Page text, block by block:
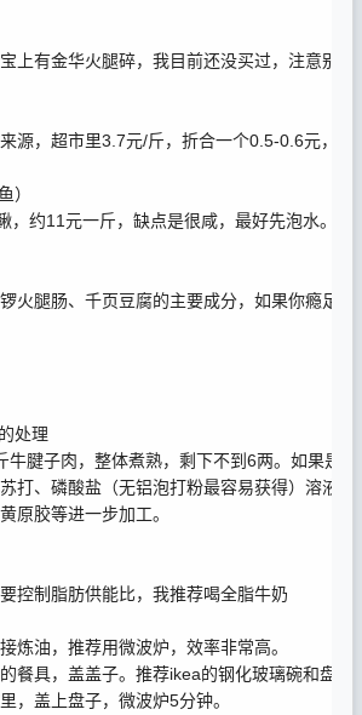
上有金华火腿碎，我目前还没买过，注意别买
源，超市里3.7元/斤，折合一个0.5-0.6元，
）
，约11元一斤，缺点是很咸，最好先泡水。
火腿肠、千页豆腐的主要成分，如果你瘾足
处理
牛腱子肉，整体煮熟，剩下不到6两。如果是
打、磷酸盐（无铝泡打粉最容易获得）溶液
原胶等进一步加工。
控制脂肪供能比，我推荐喝全脂牛奶
炼油，推荐用微波炉，效率非常高。
餐具，盖盖子。推荐ikea的钢化玻璃碗和盘
，盖上盘子，微波炉5分钟。